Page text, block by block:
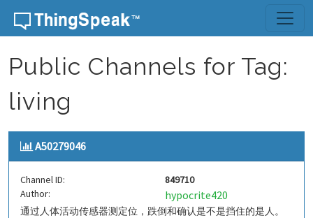
Skip to content
Public Channels for Tag:
living
A50279046
Channel ID:
849710
Author:
hypocrite420
通过人体活动传感器测定位，跌倒和确认是不是挡住的是人。